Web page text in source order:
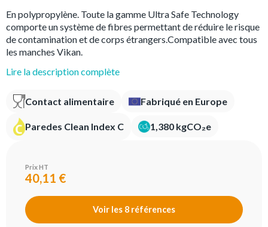
En polypropylène. Toute la gamme Ultra Safe Technology
comporte un système de fibres permettant de réduire le risque
de contamination et de corps étrangers.Compatible avec tous
les manches Vikan.
Lire la description complète
Contact alimentaire Fabriqué en Europe
Paredes Clean Index C 1,380 kgCO₂e
Prix HT
40,11 €
Voir les 8 références